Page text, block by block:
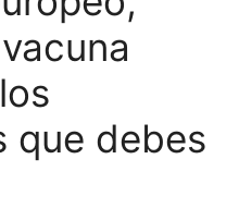
que debes